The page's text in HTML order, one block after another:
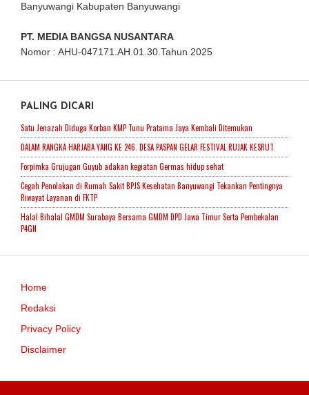
Banyuwangi Kabupaten Banyuwangi
PT. MEDIA BANGSA NUSANTARA
Nomor : AHU-047171.AH.01.30.Tahun 2025
PALING DICARI
Satu Jenazah Diduga Korban KMP Tunu Pratama Jaya Kembali Ditemukan
DALAM RANGKA HARJABA YANG KE 246. DESA PASPAN GELAR FESTIVAL RUJAK KESRUT
Forpimka Grujugan Guyub adakan kegiatan Germas hidup sehat
Cegah Penolakan di Rumah Sakit BPJS Kesehatan Banyuwangi Tekankan Pentingnya
Riwayat Layanan di FKTP
Halal Bihalal GMDM Surabaya Bersama GMDM DPD Jawa Timur Serta Pembekalan
P4GN
Home
Redaksi
Privacy Policy
Disclaimer